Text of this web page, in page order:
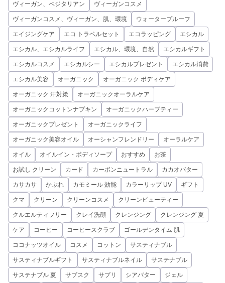
ヴィーガン、ベジタリアン ヴィーガンコスメ
ヴィーガンコスメ、ヴィーガン、肌、環境 ウォータープルーフ
エイジングケア エコ トラベルセット エコラッピング エシカル
エシカル、エシカルライフ エシカル、環境、自然 エシカルギフト
エシカルコスメ エシカルシー エシカルプレゼント エシカル消費
エシカル美容 オーガニック オーガニック ボディケア
オーガニック 汗対策 オーガニックオーラルケア
オーガニックコットンナプキン オーガニックハーブティー
オーガニックプレゼント オーガニックライフ
オーガニック美容オイル オーシャンフレンドリー オーラルケア
オイル オイルイン・ボディソープ おすすめ お茶
お試し クリーン カード カーボンニュートラル カカオバター
カサカサ かぶれ カモミール 効能 カラーリップ UV ギフト
クマ クリーン クリーンコスメ クリーンビューティー
クルエルティフリー クレイ洗顔 クレンジング クレンジング 夏
ケア コーヒー コーヒースクラブ ゴールデンタイム 肌
ココナッツオイル コスメ コットン サスティナブル
サスティナブルギフト サスティナブルネイル サステナブル
サステナブル 夏 サブスク サプリ シアバター ジェル